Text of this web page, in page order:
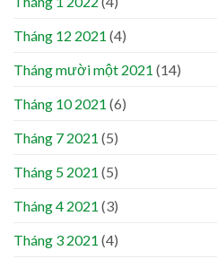
Tháng 12 2021 (4)
Tháng mười một 2021 (14)
Tháng 10 2021 (6)
Tháng 7 2021 (5)
Tháng 5 2021 (5)
Tháng 4 2021 (3)
Tháng 3 2021 (4)